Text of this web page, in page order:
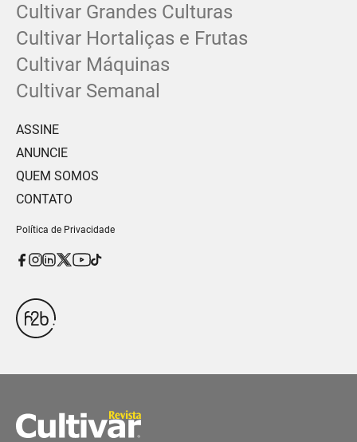
Cultivar Grandes Culturas
Cultivar Hortaliças e Frutas
Cultivar Máquinas
Cultivar Semanal
ASSINE
ANUNCIE
QUEM SOMOS
CONTATO
Política de Privacidade